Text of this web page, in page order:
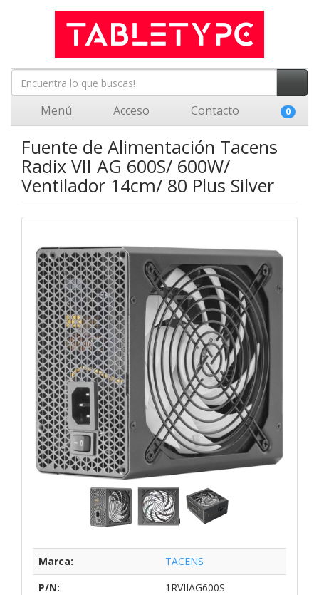
Menú Acceso Contacto 0
Fuente de Alimentación Tacens
Radix VII AG 600S/ 600W/
Ventilador 14cm/ 80 Plus Silver
Marca:
TACENS
P/N:
1RVIIAG600S